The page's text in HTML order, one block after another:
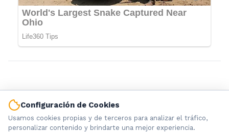
Configuración de Cookies
Usamos cookies propias y de terceros para analizar el tráfico,
personalizar contenido y brindarte una mejor experiencia.